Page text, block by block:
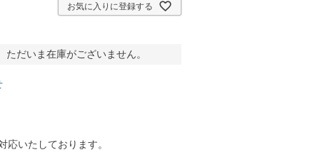
お気に入りに登録する
ただいま在庫がございません。
応いたしております。